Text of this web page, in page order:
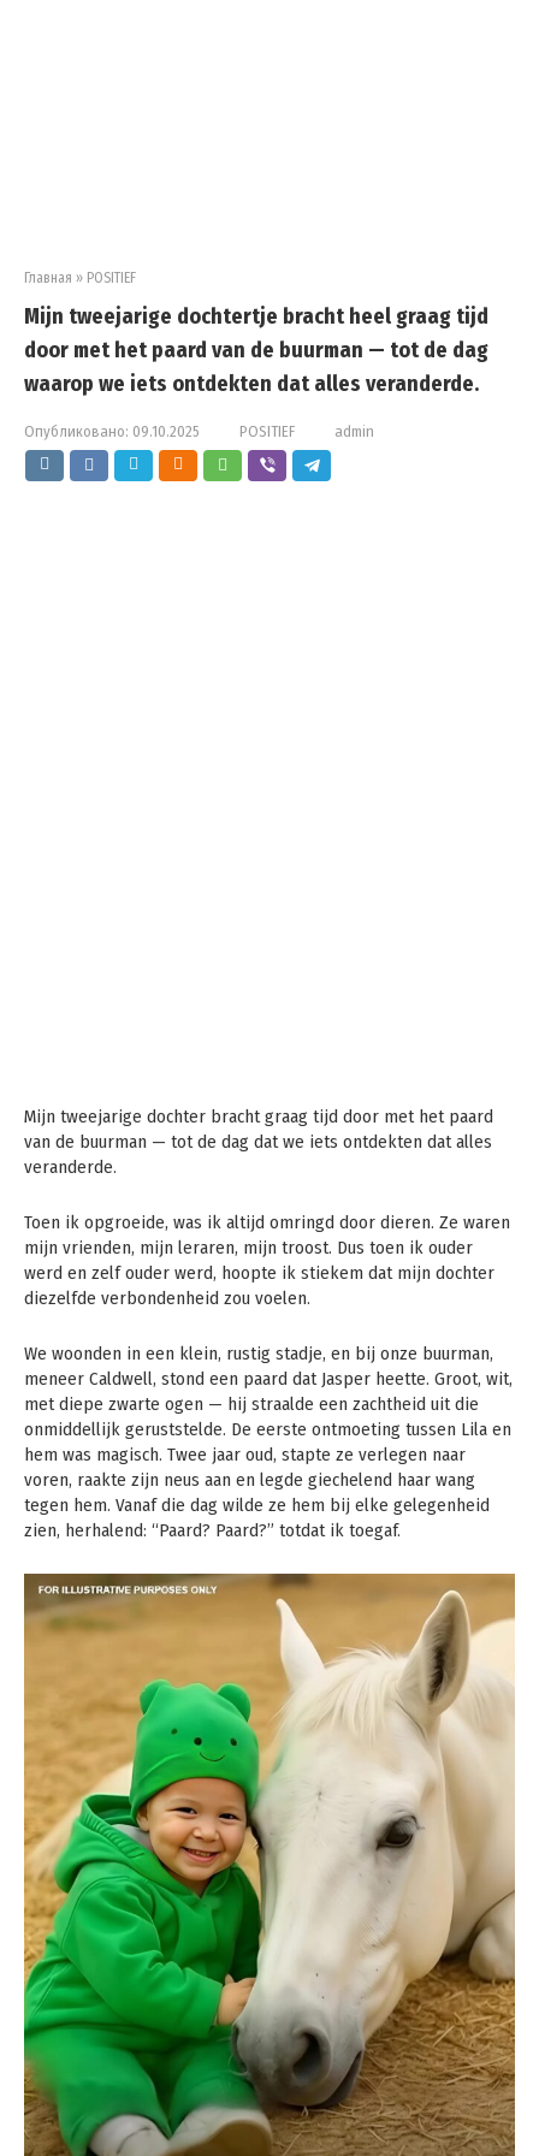
Главная » POSITIEF
Mijn tweejarige dochtertje bracht heel graag tijd
door met het paard van de buurman — tot de dag
waarop we iets ontdekten dat alles veranderde.
Опубликовано: 09.10.2025 POSITIEF admin
Mijn tweejarige dochter bracht graag tijd door met het paard
van de buurman — tot de dag dat we iets ontdekten dat alles
veranderde.
Toen ik opgroeide, was ik altijd omringd door dieren. Ze waren
mijn vrienden, mijn leraren, mijn troost. Dus toen ik ouder
werd en zelf ouder werd, hoopte ik stiekem dat mijn dochter
diezelfde verbondenheid zou voelen.
We woonden in een klein, rustig stadje, en bij onze buurman,
meneer Caldwell, stond een paard dat Jasper heette. Groot, wit,
met diepe zwarte ogen — hij straalde een zachtheid uit die
onmiddellijk geruststelde. De eerste ontmoeting tussen Lila en
hem was magisch. Twee jaar oud, stapte ze verlegen naar
voren, raakte zijn neus aan en legde giechelend haar wang
tegen hem. Vanaf die dag wilde ze hem bij elke gelegenheid
zien, herhalend: “Paard? Paard?” totdat ik toegaf.